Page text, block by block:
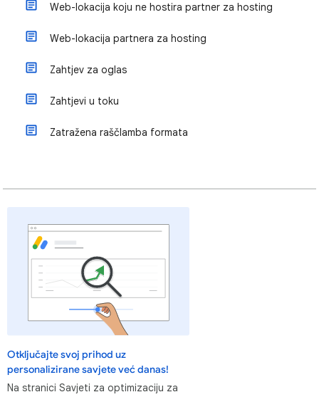
Web-lokacija koju ne hostira partner za hosting
Web-lokacija partnera za hosting
Zahtjev za oglas
Zahtjevi u toku
Zatražena raščlamba formata
Otključajte svoj prihod uz
personalizirane savjete već danas!
Na stranici Savjeti za optimizaciju za